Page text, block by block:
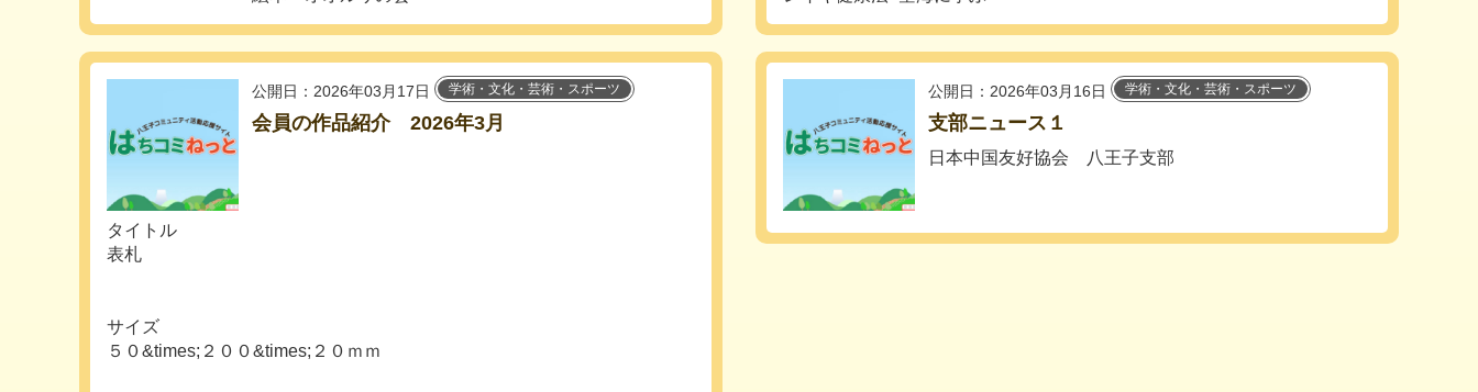
公開日：2026年03月17日 学術・文化・芸術・スポーツ
会員の作品紹介 2026年3月
タイトル
表札
サイズ
５０&times;２００&times;２０ｍｍ
公開日：2026年03月16日 学術・文化・芸術・スポーツ
支部ニュース１
日本中国友好協会 八王子支部